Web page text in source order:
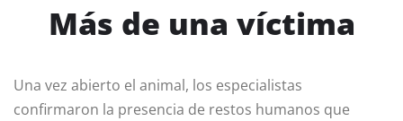
Más de una víctima
Una vez abierto el animal, los especialistas
confirmaron la presencia de restos humanos que